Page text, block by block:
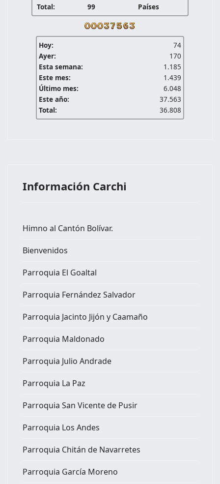
Total: 99 Países
Hoy:
74
Ayer:
170
Esta semana:
1.185
Este mes:
1.439
Último mes:
6.048
Este año:
37.563
Total:
36.808
Información Carchi
Himno al Cantón Bolívar.
Bienvenidos
Parroquia El Goaltal
Parroquia Fernández Salvador
Parroquia Jacinto Jijón y Caamaño
Parroquia Maldonado
Parroquia Julio Andrade
Parroquia La Paz
Parroquia San Vicente de Pusir
Parroquia Los Andes
Parroquia Chitán de Navarretes
Parroquia García Moreno